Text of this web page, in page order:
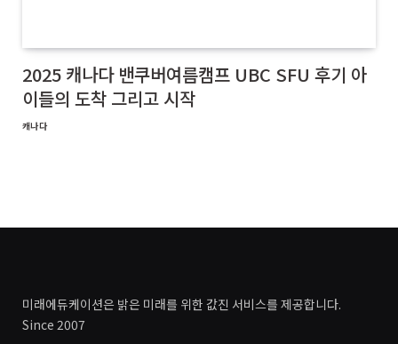
2025 캐나다 밴쿠버여름캠프 UBC SFU 후기 아
이들의 도착 그리고 시작
캐나다
미래에듀케이션은 밝은 미래를 위한 값진 서비스를 제공합니다.
Since 2007